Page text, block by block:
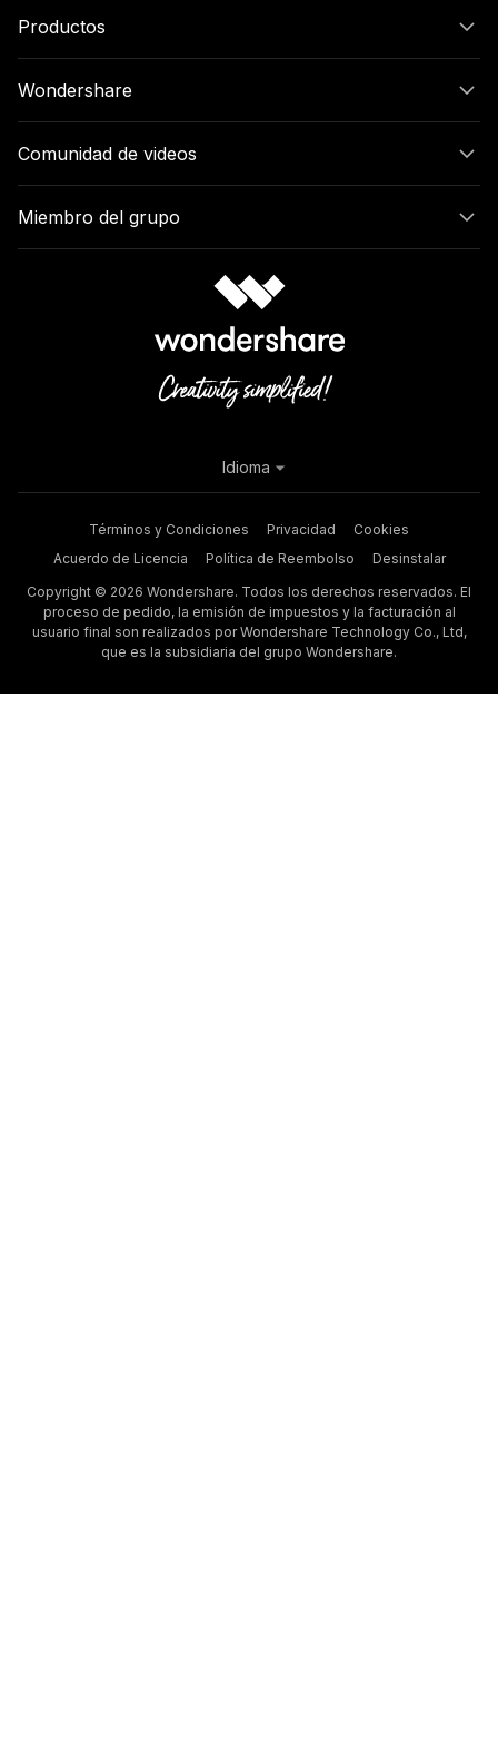
Productos
Wondershare
Comunidad de videos
Miembro del grupo
Términos y Condiciones Privacidad
Cookies
Acuerdo de Licencia
Política de Reembolso
Desinstalar
Copyright © 2026 Wondershare. Todos los derechos reservados. El
proceso de pedido, la emisión de impuestos y la facturación al
usuario final son realizados por Wondershare Technology Co., Ltd,
que es la subsidiaria del grupo Wondershare.
Idioma